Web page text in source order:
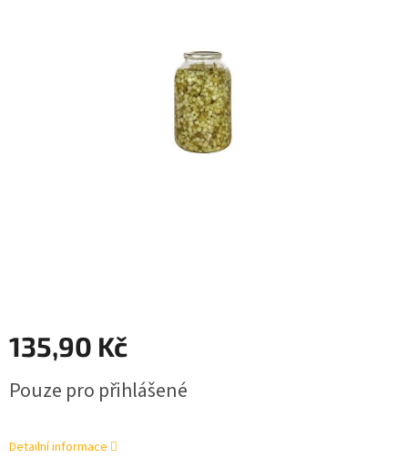
135,90 Kč
cena:
Pouze pro přihlášené
Detailní informace